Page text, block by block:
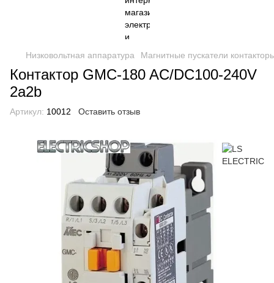
Низковольтная аппаратура Магнитные пускатели
Контактор GMC-180 AC/DC100-240V
2a2b
Артикул: 10012 Оставить отзыв